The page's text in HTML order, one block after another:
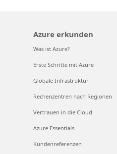
Azure erkunden
Was ist Azure?
Erste Schritte mit Azure
Globale Infrastruktur
Rechenzentren nach Regionen
Vertrauen in die Cloud
Azure Essentials
Kundenreferenzen